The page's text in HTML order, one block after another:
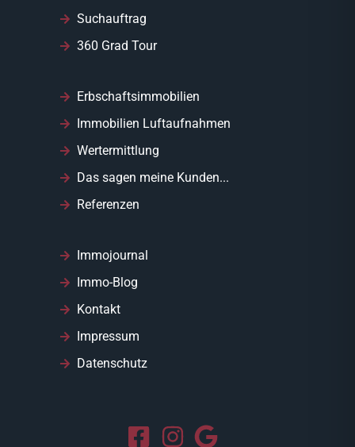
Suchauftrag
360 Grad Tour
Erbschaftsimmobilien
Immobilien Luftaufnahmen
Wertermittlung
Das sagen meine Kunden...
Referenzen
Immojournal
Immo-Blog
Kontakt
Impressum
Datenschutz